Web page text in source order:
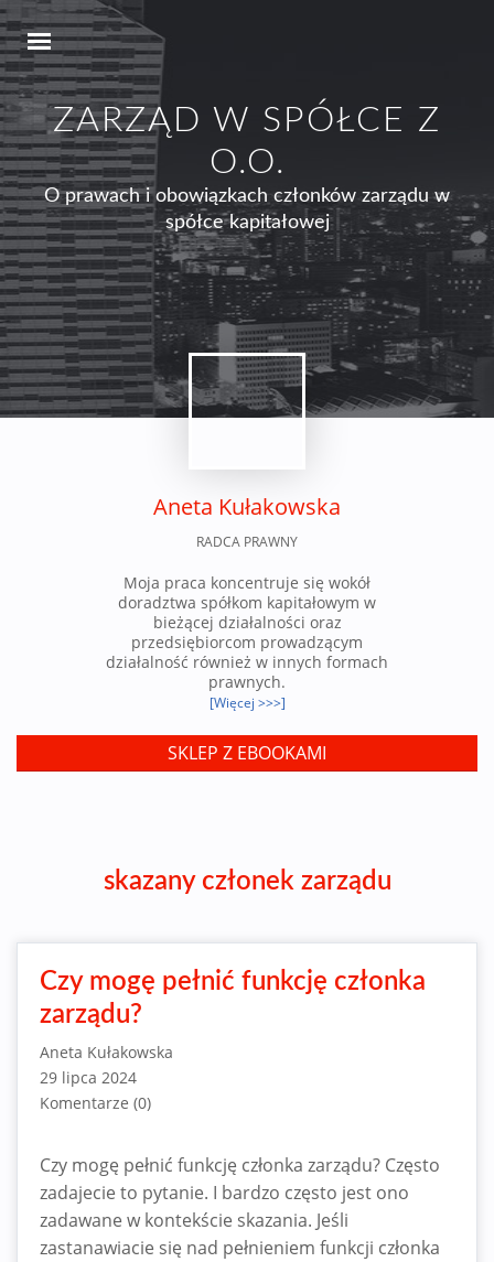
ZARZĄD W SPÓŁCE Z
O.O.
O prawach i obowiązkach członków zarządu w
spółce kapitałowej
Aneta Kułakowska
RADCA PRAWNY
Moja praca koncentruje się wokół
doradztwa spółkom kapitałowym w
bieżącej działalności oraz
przedsiębiorcom prowadzącym
działalność również w innych formach
prawnych.
[Więcej >>>]
SKLEP Z EBOOKAMI
skazany członek zarządu
Czy mogę pełnić funkcję członka
zarządu?
Aneta Kułakowska
29 lipca 2024
Komentarze (0)
Czy mogę pełnić funkcję członka zarządu? Często
zadajecie to pytanie. I bardzo często jest ono
zadawane w kontekście skazania. Jeśli
zastanawiacie się nad pełnieniem funkcji członka